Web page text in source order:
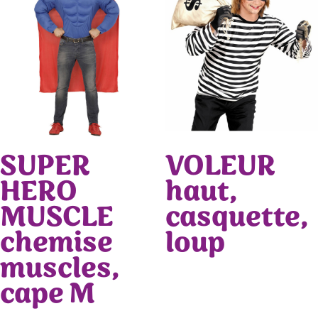
SUPER
HERO
MUSCLE
chemise
muscles,
cape M
VOLEUR
haut,
casquette,
loup